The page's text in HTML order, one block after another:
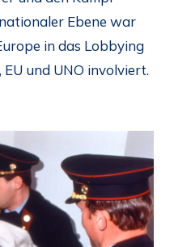
Ebene war
in das Lobbying
EU und UNO involviert.